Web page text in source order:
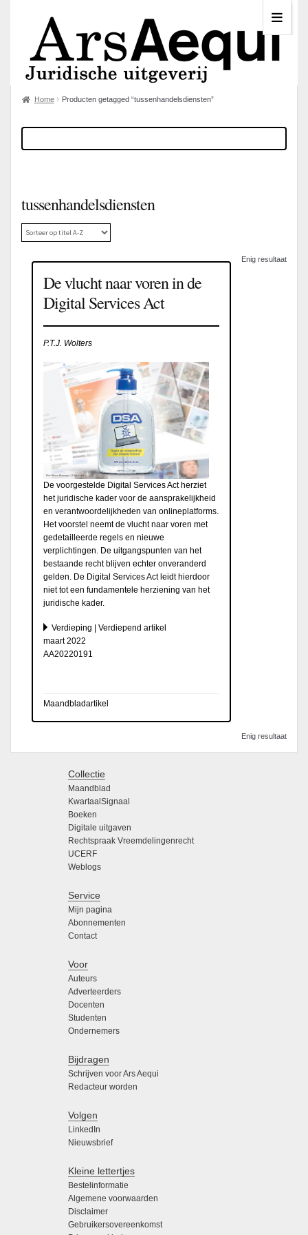
Home Producten getagged “tussenhandelsdiensten”
tussenhandelsdiensten
Enig resultaat
De vlucht naar voren in de
Digital Services Act
P.T.J. Wolters
De voorgestelde Digital Services Act herziet
het juridische kader voor de aansprakelijkheid
en verantwoordelijkheden van onlineplatforms.
Het voorstel neemt de vlucht naar voren met
gedetailleerde regels en nieuwe
verplichtingen. De uitgangspunten van het
bestaande recht blijven echter onveranderd
gelden. De Digital Services Act leidt hierdoor
niet tot een fundamentele herziening van het
juridische kader.
Verdieping | Verdiepend artikel
maart 2022
AA20220191
Maandbladartikel
Enig resultaat
Collectie
Maandblad
KwartaalSignaal
Boeken
Digitale uitgaven
Rechtspraak Vreemdelingenrecht
UCERF
Weblogs
Service
Mijn pagina
Abonnementen
Contact
Voor
Auteurs
Adverteerders
Docenten
Studenten
Ondernemers
Bijdragen
Schrijven voor Ars Aequi
Redacteur worden
Volgen
LinkedIn
Nieuwsbrief
Kleine lettertjes
Bestelinformatie
Algemene voorwaarden
Disclaimer
Gebruikersovereenkomst